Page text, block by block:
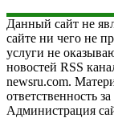
Данный сайт не
сайте ни чего не
услуги не
новостей RSS
newsru.com.
ответственность
Администрация